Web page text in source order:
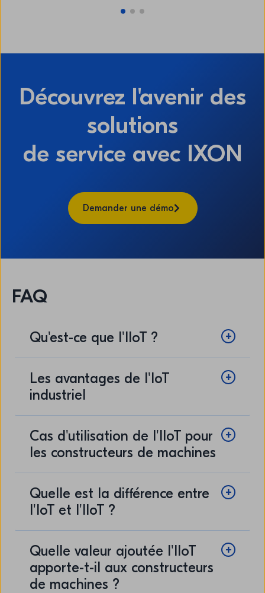
Découvrez l'avenir des
solutions
de service avec IXON
Demander une démo
FAQ
Qu'est-ce que l'IIoT ?
Les avantages de l'IoT
industriel
Cas d'utilisation de l'IIoT pour
les constructeurs de machines
Quelle est la différence entre
l'IoT et l'IIoT ?
Quelle valeur ajoutée l'IIoT
apporte-t-il aux constructeurs
de machines ?